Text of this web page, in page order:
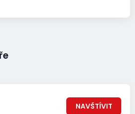
NAVŠTÍVIT